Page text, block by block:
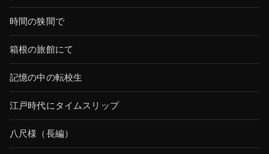
時間の狭間で
箱根の旅館にて
記憶の中の転校生
江戸時代にタイムスリップ
八尺様（長編）